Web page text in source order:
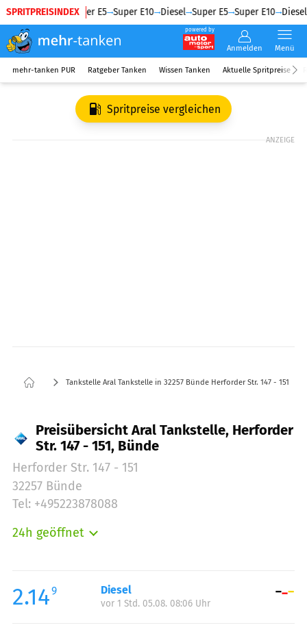
SPRITPREISINDEX
Diesel Super E5 Super E10 Diesel Super E5 Super E10 Diesel
powered by
Anmelden Menü
mehr-tanken PUR Ratgeber Tanken Wissen Tanken Aktuelle Spritpreise
Spritpreise vergleichen
ANZEIGE
Tankstelle Aral Tankstelle in 32257 Bünde Herforder Str. 147 - 151
Preisübersicht Aral Tankstelle, Herforder
Str. 147 - 151, Bünde
Herforder Str. 147 - 151
32257 Bünde
Tel: +495223878088
24h geöffnet
Mittwoch:
00:00-24:00
Donnerstag:
2.149 Diesel
vor 1 Std. 05.08. 08:06 Uhr